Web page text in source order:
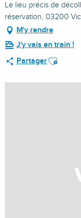
Le lieu précis de
réservation, 03200
M'y rendre
J'y vais en train !
PartagerAjouter